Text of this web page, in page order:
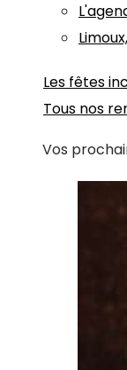
Les fêtes
Tous nos
Vos